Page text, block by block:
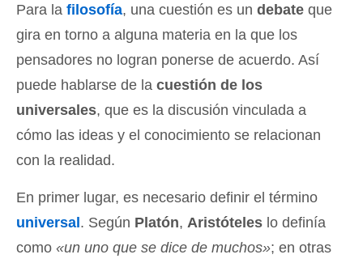
Para la filosofía, una cuestión es un debate que
gira en torno a alguna materia en la que los
pensadores no logran ponerse de acuerdo. Así
puede hablarse de la cuestión de los
universales, que es la discusión vinculada a
cómo las ideas y el conocimiento se relacionan
con la realidad.
En primer lugar, es necesario definir el término
universal. Según Platón, Aristóteles lo definía
como «un uno que se dice de muchos»; en otras